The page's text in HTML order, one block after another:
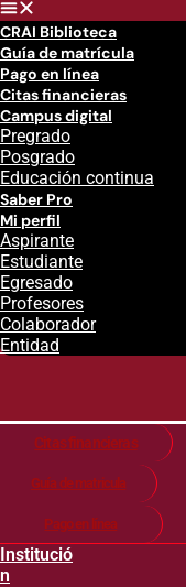
CRAI Biblioteca
Guía de matrícula
Pago en línea
Citas financieras
Campus digital
Pregrado
Posgrado
Educación continua
Saber Pro
Mi perfil
Aspirante
Estudiante
Egresado
Profesores
Colaborador
Entidad
Citas financieras
Guía de matricula
Pago en línea
Institució
n